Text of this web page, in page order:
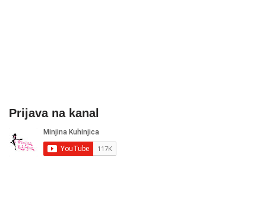
Prijava na kanal